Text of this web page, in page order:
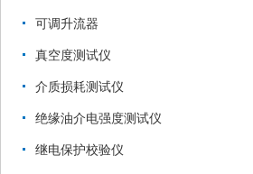
可调升流器
真空度测试仪
介质损耗测试仪
绝缘油介电强度测试仪
继电保护校验仪